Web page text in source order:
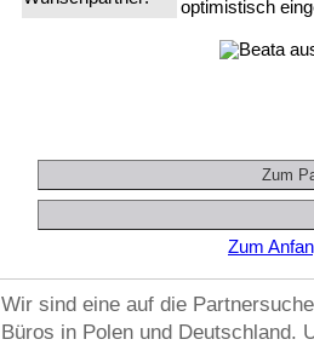
optimistisch
Zum
Wir sind eine auf die
Büros in Polen und Deutschland.